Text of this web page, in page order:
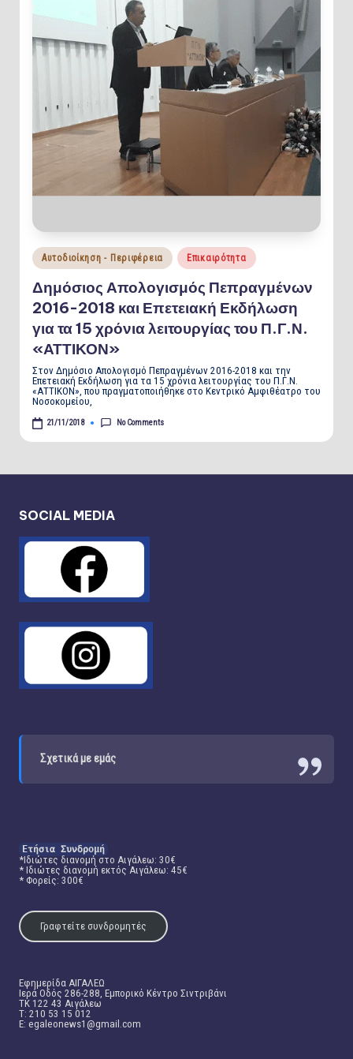
Posted
in
Αυτοδιοίκηση - Περιφέρεια Επικαιρότητα
Δημόσιος Απολογισμός Πεπραγμένων
2016-2018 και Επετειακή Εκδήλωση
για τα 15 χρόνια λειτουργίας του Π.Γ.Ν.
«ΑΤΤΙΚΟΝ»
Στον Δημόσιο Απολογισμό Πεπραγμένων 2016-2018 και την
Επετειακή Εκδήλωση για τα 15 χρόνια λειτουργίας του Π.Γ.Ν.
«ΑΤΤΙΚΟΝ», που πραγματοποιήθηκε στο Κεντρικό Αμφιθέατρο του
Νοσοκομείου,
21/11/2018 No Comments
SOCIAL MEDIA
Σχετικά με εμάς
Ετήσια Συνδρομή
*Ιδιώτες διανομή στο Αιγάλεω: 30€
* Ιδιώτες διανομή εκτός Αιγάλεω: 45€
* Φορείς: 300€
Γραφτείτε συνδρομητές
Εφημερίδα ΑΙΓΑΛΕΩ
Ιερά Οδός 286-288, Εμπορικό Κέντρο Σιντριβάνι
TK 122 43 Αιγάλεω
T: 210 53 15 012
E: egaleonews1@gmail.com